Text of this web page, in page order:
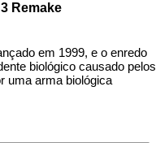
Remake
em 1999, e o enredo
biológico causado pelos
uma arma biológica